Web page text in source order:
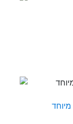
מיוחד